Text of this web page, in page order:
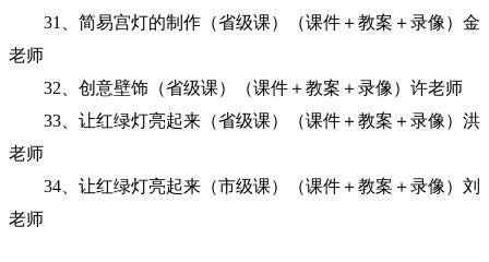
31、简易宫灯的制作（省级课）（课件＋教案＋录像）金
老师
32、创意壁饰（省级课）（课件＋教案＋录像）许老师
33、让红绿灯亮起来（省级课）（课件＋教案＋录像）洪
老师
34、让红绿灯亮起来（市级课）（课件＋教案＋录像）刘
老师